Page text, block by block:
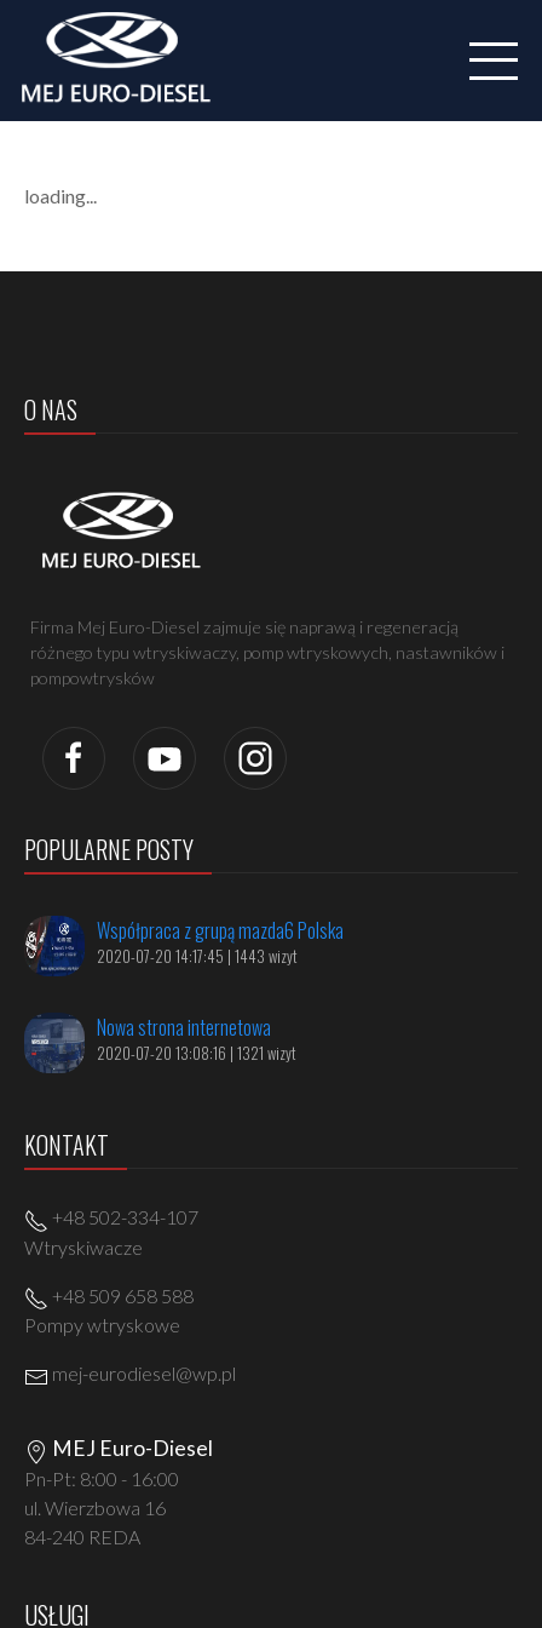
loading...
O NAS
Firma Mej Euro-Diesel zajmuje się naprawą i regeneracją
różnego typu wtryskiwaczy, pomp wtryskowych, nastawników i
pompowtrysków
POPULARNE POSTY
Współpraca z grupą mazda6 Polska
2020-07-20 14:17:45 | 1443 wizyt
Nowa strona internetowa
2020-07-20 13:08:16 | 1321 wizyt
KONTAKT
+48 502-334-107
Wtryskiwacze
+48 509 658 588
Pompy wtryskowe
mej-eurodiesel@wp.pl
MEJ Euro-Diesel
Pn-Pt: 8:00 - 16:00
ul. Wierzbowa 16
84-240 REDA
USŁUGI